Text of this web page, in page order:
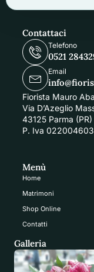
Contattaci
Telefono
0521
Email
Fiorista Mauro
Via D’Azeglio
43125 Parma (PR)
P. Iva
Menù
Home
Matrimoni
Shop Online
Contatti
Galleria